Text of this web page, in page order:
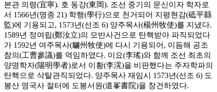
본관 의령(宜寧). 호 동강(東岡). 조선 중기의 문신이자 학자로
서 1566년(명종 21) 학행(學行)으로 천거되어 지평현감(砥平縣
監)에 기용되고, 1573년(선조 6) 양주목사(楊州牧使)를 지냈다.
1589년 정여립(鄭汝立)의 모반사건으로 탄핵받아 파직되었다
가 1592년 여주목사(驪州牧使)에 다시 기용되어, 이듬해 공조
참의(工曹參議)를 역임하였다. 이요(李瑤)와 함께 조선 최초의
양명학자(陽明學者)로서 이황(李滉)을 비판했다는 주자학파의
탄핵으로 삭탈관직되었다. 양주목사 재임시 1573년(선조 6) 도
봉산 영국사 절터에 도봉서원(道峯書院)을 창건하였다.